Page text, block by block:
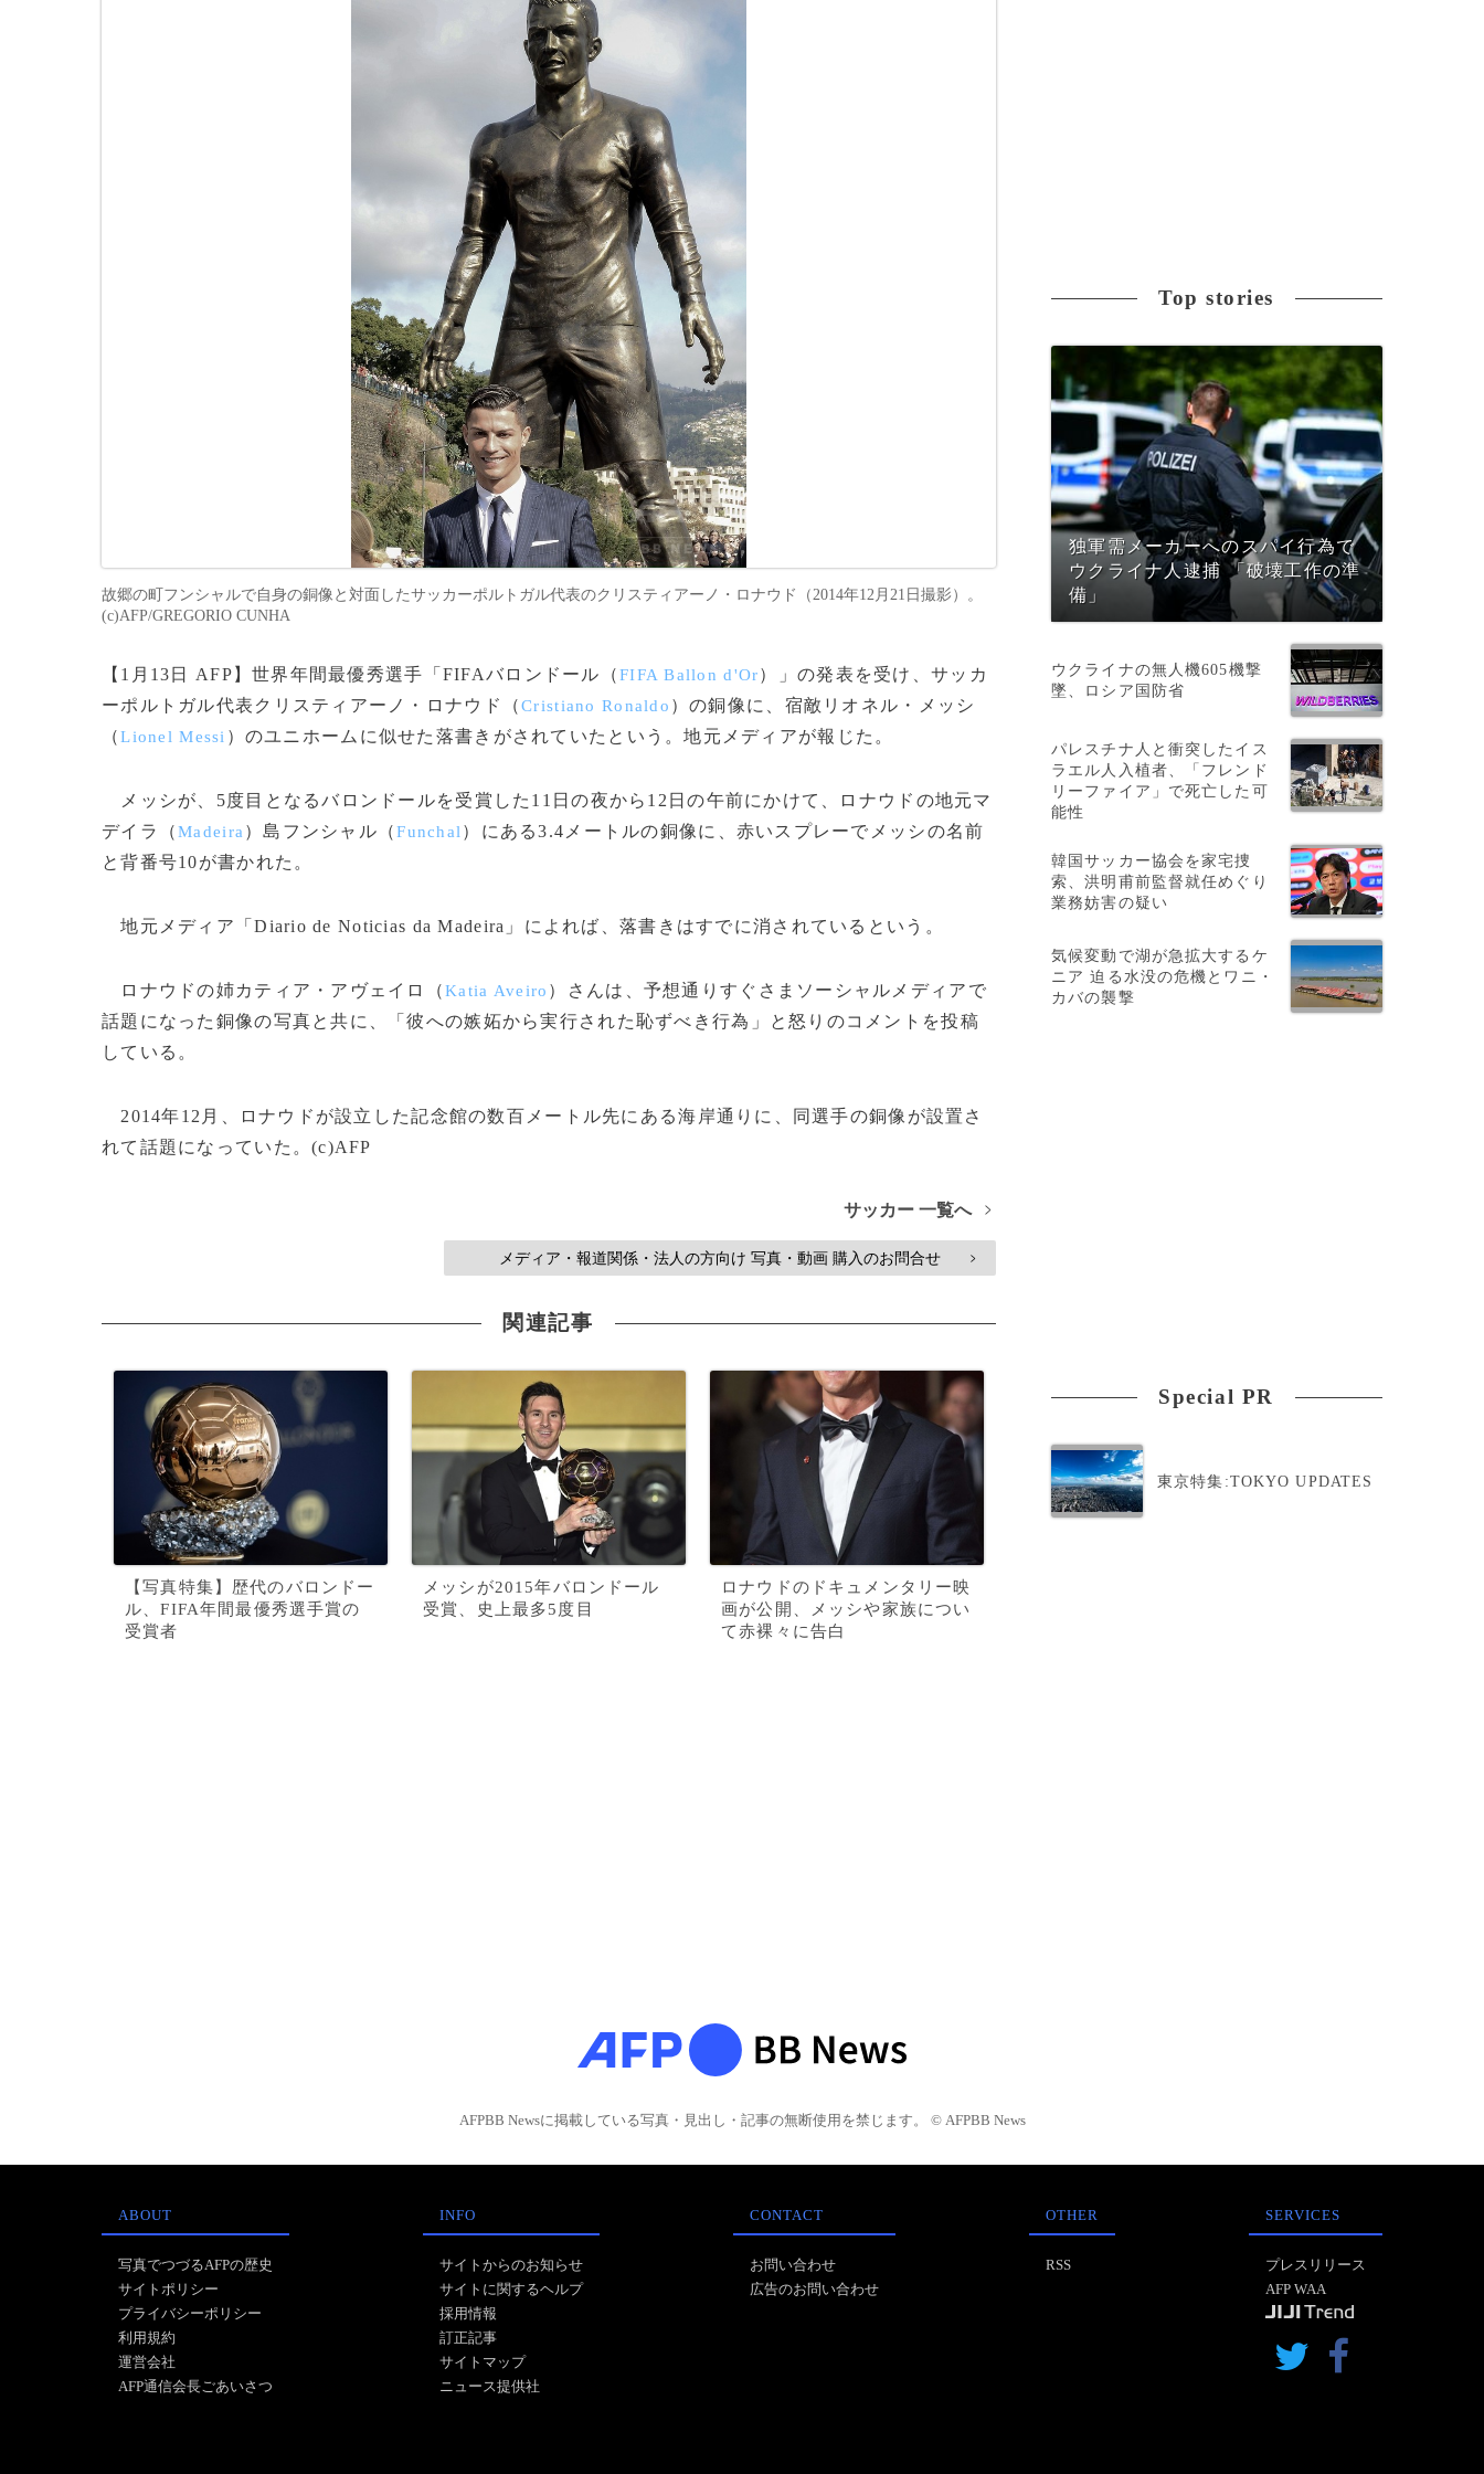
故郷の町フンシャルで自身の銅像と対面したサッカーポルトガル代表のクリスティアーノ・ロナウド（2014年12月21日撮影）。
(c)AFP/GREGORIO CUNHA
【1月13日 AFP】世界年間最優秀選手「FIFAバロンドール（FIFA Ballon d'Or）」の発表を受け、サッカ
ーポルトガル代表クリスティアーノ・ロナウド（Cristiano Ronaldo ）の銅像に、宿敵リオネル・メッシ
（Lionel Messi ）のユニホームに似せた落書きがされていたという。地元メディアが報じた。
メッシが、5度目となるバロンドールを受賞した11日の夜から12日の午前にかけて、ロナウドの地元マ
デイラ（Madeira ）島フンシャル（Funchal ）にある3.4メートルの銅像に、赤いスプレーでメッシの名前
と背番号10が書かれた。
地元メディア「Diario de Noticias da Madeira」によれば、落書きはすでに消されているという。
ロナウドの姉カティア・アヴェイロ（Katia Aveiro ）さんは、予想通りすぐさまソーシャルメディアで
話題になった銅像の写真と共に、「彼への嫉妬から実行された恥ずべき行為」と怒りのコメントを投稿
している。
2014年12月、ロナウドが設立した記念館の数百メートル先にある海岸通りに、同選手の銅像が設置さ
れて話題になっていた。(c)AFP
サッカー 一覧へ >
メディア・報道関係・法人の方向け 写真・動画 購入のお問合せ >
関連記事
【写真特集】歴代のバロンドー
ル、FIFA年間最優秀選手賞の
受賞者
メッシが2015年バロンドール
受賞、史上最多5度目
ロナウドのドキュメンタリー映
画が公開、メッシや家族につい
て赤裸々に告白
Top stories
独軍需メーカーへのスパイ行為で
ウクライナ人逮捕 「破壊工作の準
備」
ウクライナの無人機605機撃
墜、ロシア国防省
パレスチナ人と衝突したイス
ラエル人入植者、「フレンド
リーファイア」で死亡した可
能性
韓国サッカー協会を家宅捜
索、洪明甫前監督就任めぐり
業務妨害の疑い
気候変動で湖が急拡大するケ
ニア 迫る水没の危機とワニ・
カバの襲撃
Special PR
東京特集:TOKYO UPDATES
AFPBB Newsに掲載している写真・見出し・記事の無断使用を禁じます。 © AFPBB News
ABOUT
写真でつづるAFPの歴史
サイトポリシー
プライバシーポリシー
利用規約
運営会社
AFP通信会長ごあいさつ
INFO
サイトからのお知らせ
サイトに関するヘルプ
採用情報
訂正記事
サイトマップ
ニュース提供社
CONTACT
お問い合わせ
広告のお問い合わせ
OTHER
RSS
SERVICES
プレスリリース
AFP WAA